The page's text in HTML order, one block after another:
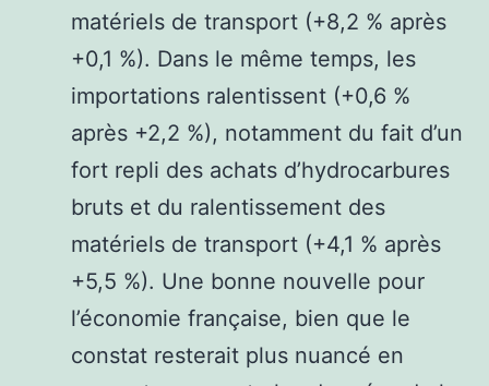
matériels de transport (+8,2 % après
+0,1 %). Dans le même temps, les
importations ralentissent (+0,6 %
après +2,2 %), notamment du fait d’un
fort repli des achats d’hydrocarbures
bruts et du ralentissement des
matériels de transport (+4,1 % après
+5,5 %). Une bonne nouvelle pour
l’économie française, bien que le
constat resterait plus nuancé en